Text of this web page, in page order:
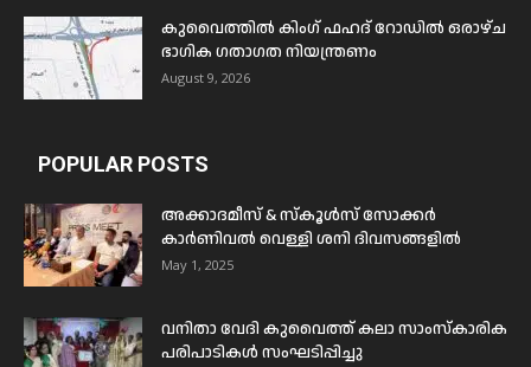
കുവൈത്തിൽ കിംഗ് ഫഹദ് റോഡിൽ ഒരാഴ്ച
ഭാഗിക ഗതാഗത നിയന്ത്രണം
August 9, 2026
POPULAR POSTS
അക്കാദമീസ് & സ്കൂൾസ് സോക്കർ
കാർണിവൽ വെള്ളി ശനി ദിവസങ്ങളിൽ
May 1, 2025
വനിതാ വേദി കുവൈത്ത് കലാ സാംസ്കാരിക
പരിപാടികൾ സംഘടിപ്പിച്ചു